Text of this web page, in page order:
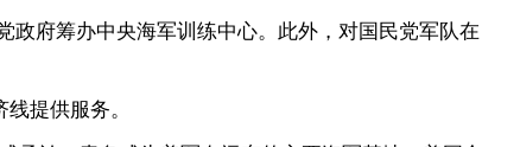
府筹办中央海军训练中心。此外，对国民党军队在
提供服务。